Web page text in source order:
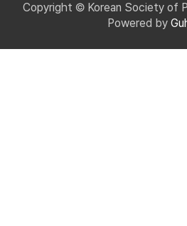
Copyright © Korean Society of
Powered by